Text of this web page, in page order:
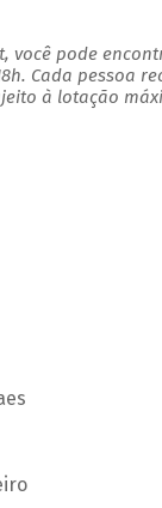
pode
Cada pessoa
à lotação